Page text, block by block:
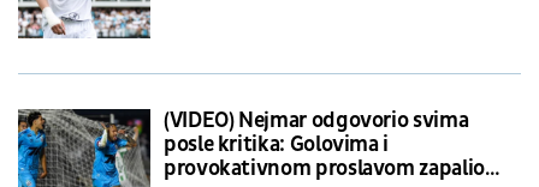
(VIDEO) Nejmar odgovorio svima
posle kritika: Golovima i
provokativnom proslavom zapalio